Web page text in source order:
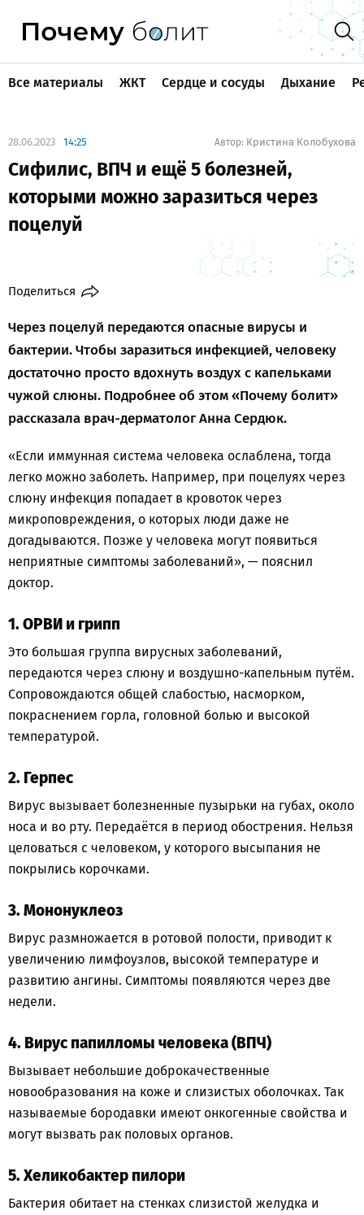
Все материалы ЖКТ Сердце и сосуды Дыхание
28.06.2023 14:25 Автор: Кристина Колобухова
Сифилис, ВПЧ и ещё 5 болезней,
которыми можно заразиться через
поцелуй
Поделиться
Через поцелуй передаются опасные вирусы и
бактерии. Чтобы заразиться инфекцией, человеку
достаточно просто вдохнуть воздух с капельками
чужой слюны. Подробнее об этом «Почему болит»
рассказала врач-дерматолог Анна Сердюк.
«Если иммунная система человека ослаблена, тогда
легко можно заболеть. Например, при поцелуях через
слюну инфекция попадает в кровоток через
микроповреждения, о которых люди даже не
догадываются. Позже у человека могут появиться
неприятные симптомы заболеваний», — пояснил
доктор.
1. ОРВИ и грипп
Это большая группа вирусных заболеваний,
передаются через слюну и воздушно-капельным путём.
Сопровождаются общей слабостью, насморком,
покраснением горла, головной болью и высокой
температурой.
2. Герпес
Вирус вызывает болезненные пузырьки на губах, около
носа и во рту. Передаётся в период обострения. Нельзя
целоваться с человеком, у которого высыпания не
покрылись корочками.
3. Мононуклеоз
Вирус размножается в ротовой полости, приводит к
увеличению лимфоузлов, высокой температуре и
развитию ангины. Симптомы появляются через две
недели.
4. Вирус папилломы человека (ВПЧ)
Вызывает небольшие доброкачественные
новообразования на коже и слизистых оболочках. Так
называемые бородавки имеют онкогенные свойства и
могут вызвать рак половых органов.
5. Хеликобактер пилори
Бактерия обитает на стенках слизистой желудка и